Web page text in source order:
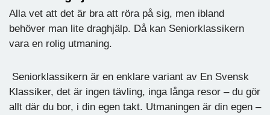
Alla vet att det är bra att röra på sig, men ibland
behöver man lite draghjälp. Då kan Seniorklassikern
vara en rolig utmaning.
Seniorklassikern är en enklare variant av En Svensk
Klassiker, det är ingen tävling, inga långa resor – du gör
allt där du bor, i din egen takt. Utmaningen är din egen –